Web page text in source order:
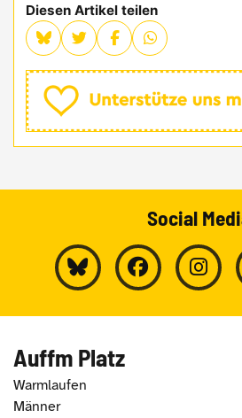
Diesen Artikel teilen
Social
Auffm Platz
Warmlaufen
Männer